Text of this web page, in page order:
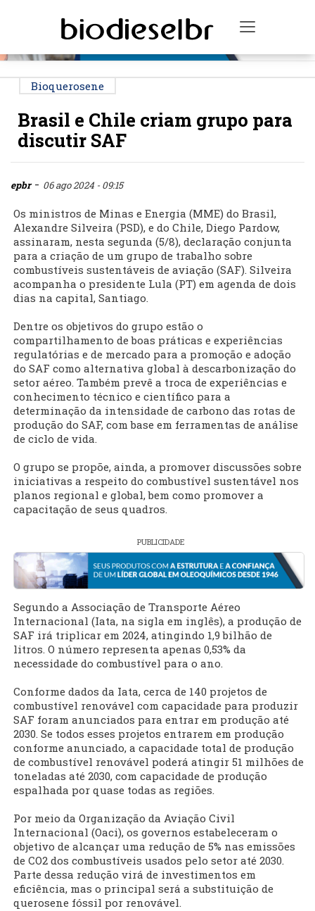
Toggle
Bioquerosene
Brasil e Chile criam grupo para
discutir SAF
epbr- 06 ago 2024 - 09:15
Os ministros de Minas e Energia (MME) do Brasil,
Alexandre Silveira (PSD), e do Chile, Diego Pardow,
assinaram, nesta segunda (5/8), declaração conjunta
para a criação de um grupo de trabalho sobre
combustíveis sustentáveis de aviação (SAF). Silveira
acompanha o presidente Lula (PT) em agenda de dois
dias na capital, Santiago.
Dentre os objetivos do grupo estão o
compartilhamento de boas práticas e experiências
regulatórias e de mercado para a promoção e adoção
do SAF como alternativa global à descarbonização do
setor aéreo. Também prevê a troca de experiências e
conhecimento técnico e científico para a
determinação da intensidade de carbono das rotas de
produção do SAF, com base em ferramentas de análise
de ciclo de vida.
O grupo se propõe, ainda, a promover discussões sobre
iniciativas a respeito do combustível sustentável nos
planos regional e global, bem como promover a
capacitação de seus quadros.
PUBLICIDADE
Segundo a Associação de Transporte Aéreo
Internacional (Iata, na sigla em inglês), a produção de
SAF irá triplicar em 2024, atingindo 1,9 bilhão de
litros. O número representa apenas 0,53% da
necessidade do combustível para o ano.
Conforme dados da Iata, cerca de 140 projetos de
combustível renovável com capacidade para produzir
SAF foram anunciados para entrar em produção até
2030. Se todos esses projetos entrarem em produção
conforme anunciado, a capacidade total de produção
de combustível renovável poderá atingir 51 milhões de
toneladas até 2030, com capacidade de produção
espalhada por quase todas as regiões.
Por meio da Organização da Aviação Civil
Internacional (Oaci), os governos estabeleceram o
objetivo de alcançar uma redução de 5% nas emissões
de CO2 dos combustíveis usados pelo setor até 2030.
Parte dessa redução virá de investimentos em
eficiência, mas o principal será a substituição de
querosene fóssil por renovável.